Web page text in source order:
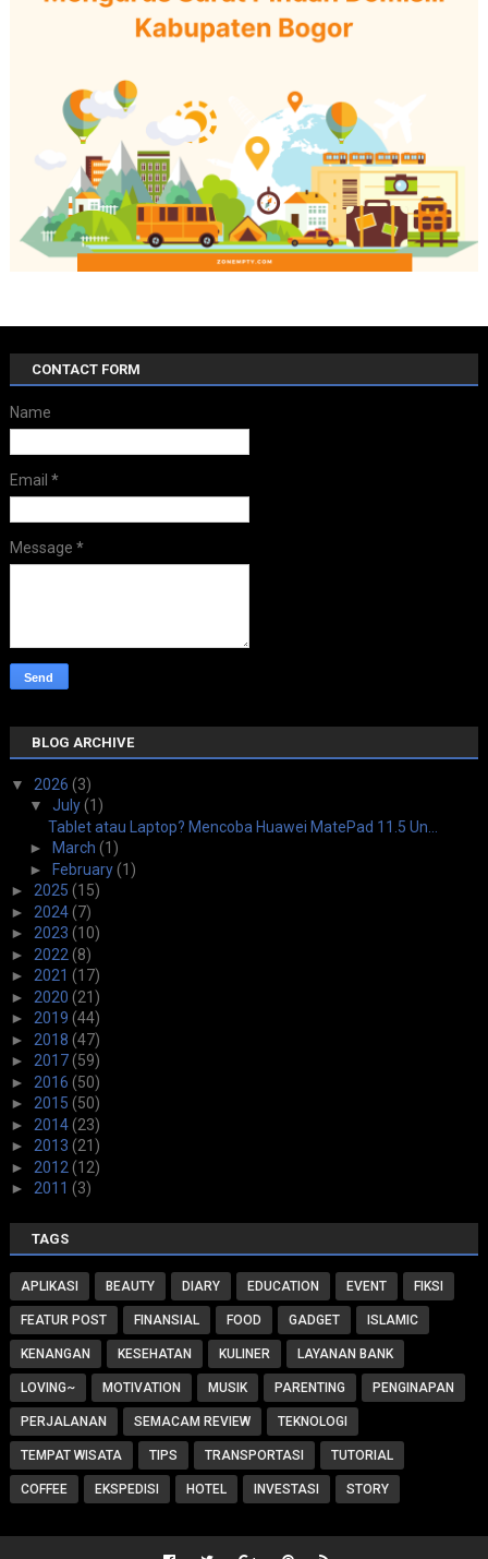
CONTACT FORM
Name
Email *
Message *
BLOG ARCHIVE
▼ 2026 (3)
▼ July(1)
Tablet atau Laptop? Mencoba Huawei MatePad 11.5 Un...
►
March (1)
►
February(1)
► 2025 (15)
► 2024(7)
► 2023 (10)
► 2022 (8)
► 2021 (17)
► 2020 (21)
► 2019 (44)
► 2018 (47)
► 2017(59)
► 2016 (50)
► 2015 (50)
► 2014(23)
► 2013 (21)
► 2012 (12)
► 2011 (3)
TAGS
APLIKASI BEAUTY DIARY EDUCATION EVENT FIKSI
FEATUR POST FINANSIAL FOOD GADGET ISLAMIC
KENANGAN KESEHATAN KULINER LAYANAN BANK
LOVING~ MOTIVATION MUSIK PARENTING PENGINAPAN
PERJALANAN SEMACAM REVIEW TEKNOLOGI
TEMPAT WISATA TIPS TRANSPORTASI TUTORIAL
COFFEE EKSPEDISI HOTEL INVESTASI STORY